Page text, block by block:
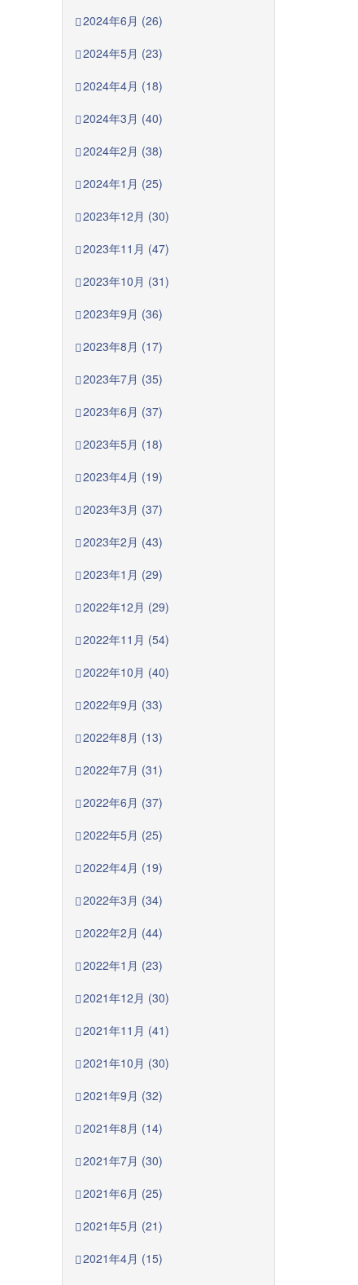
2024年6月 (26)
2024年5月 (23)
2024年4月 (18)
2024年3月 (40)
2024年2月 (38)
2024年1月 (25)
2023年12月 (30)
2023年11月 (47)
2023年10月 (31)
2023年9月 (36)
2023年8月 (17)
2023年7月 (35)
2023年6月 (37)
2023年5月 (18)
2023年4月 (19)
2023年3月 (37)
2023年2月 (43)
2023年1月 (29)
2022年12月 (29)
2022年11月 (54)
2022年10月 (40)
2022年9月 (33)
2022年8月 (13)
2022年7月 (31)
2022年6月 (37)
2022年5月 (25)
2022年4月 (19)
2022年3月 (34)
2022年2月 (44)
2022年1月 (23)
2021年12月 (30)
2021年11月 (41)
2021年10月 (30)
2021年9月 (32)
2021年8月 (14)
2021年7月 (30)
2021年6月 (25)
2021年5月 (21)
2021年4月 (15)